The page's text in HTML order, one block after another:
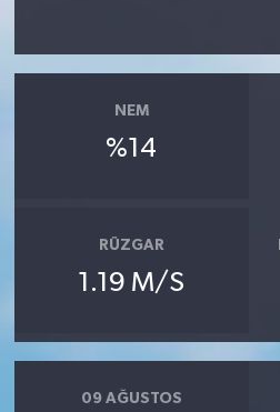
NEM
%14
RÜZGAR
1.19 M/S
09 AĞUSTOS